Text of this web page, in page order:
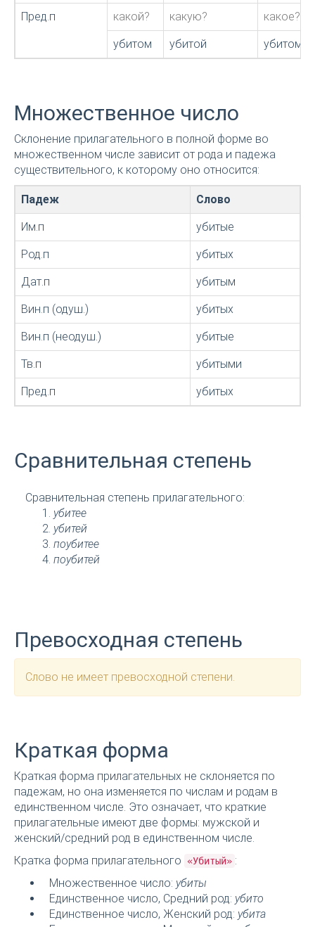
Пред.п какой? какую? какое?
убитом убитой убитом
Множественное число
Склонение прилагательного в полной форме во
множественном числе зависит от рода и падежа
существительного, к которому оно относится:
Падеж Слово
Им.п убитые
Род.п убитых
Дат.п убитым
Вин.п (одуш.) убитых
Вин.п (неодуш.) убитые
Тв.п убитыми
Пред.п убитых
Сравнительная степень
Сравнительная степень прилагательного:
убитее
убитей
поубитее
поубитей
Превосходная степень
Слово не имеет превосходной степени.
Краткая форма
Краткая форма прилагательных не склоняется по
падежам, но она изменяется по числам и родам в
единственном числе. Это означает, что краткие
прилагательные имеют две формы: мужской и
женский/средний род в единственном числе.
Кратка форма прилагательного
«Убитый» :
Множественное число: убиты
Единственное число, Средний род: убито
Единственное число, Женский род: убита